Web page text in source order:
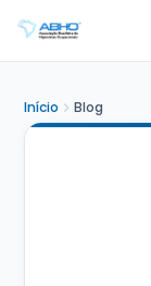
Início Blog